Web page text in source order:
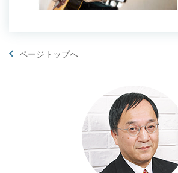
ページトップへ